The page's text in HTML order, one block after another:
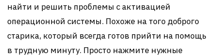
найти и решить проблемы с активацией
операционной системы. Похоже на того доброго
старика, который всегда готов прийти на помощь
в трудную минуту. Просто нажмите нужные